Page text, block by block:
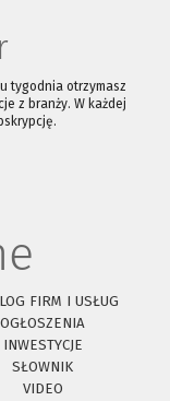
tygodnia otrzymasz
z branży. W każdej
FIRM I USŁUG
OGŁOSZENIA
INWESTYCJE
SŁOWNIK
VIDEO